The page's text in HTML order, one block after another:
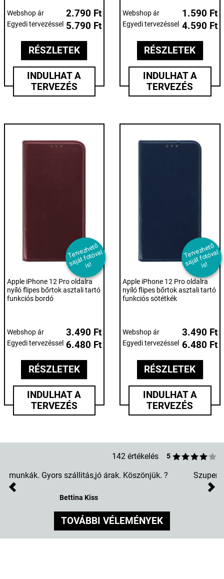
Webshop ár 2.790 Ft
Egyedi tervezéssel 5.790 Ft
RÉSZLETEK
INDULHAT A
TERVEZÉS
Webshop ár 1.590 Ft
Egyedi tervezéssel 4.590 Ft
RÉSZLETEK
INDULHAT A
TERVEZÉS
T
er
v
e
z
h
et
ő
s
aj
át f
ot
ó
v
al
i
s!
Apple iPhone 12 Pro oldalra
nyíló flipes bőrtok asztali tartó
funkciós bordó
Webshop ár 3.490 Ft
Egyedi tervezéssel 6.480 Ft
RÉSZLETEK
INDULHAT A
TERVEZÉS
T
er
v
e
z
h
et
ő
s
aj
át f
ot
ó
v
al
i
s!
Apple iPhone 12 Pro oldalra
nyíló flipes bőrtok asztali tartó
funkciós sötétkék
Webshop ár 3.490 Ft
Egyedi tervezéssel 6.480 Ft
RÉSZLETEK
INDULHAT A
TERVEZÉS
142 értékelés 5
Szuper kivitel és gyorsaság. Tényleg szerettel készült!
Anita Biróné Végh
Previous
TOVÁBBI VÉLEMÉNYEK